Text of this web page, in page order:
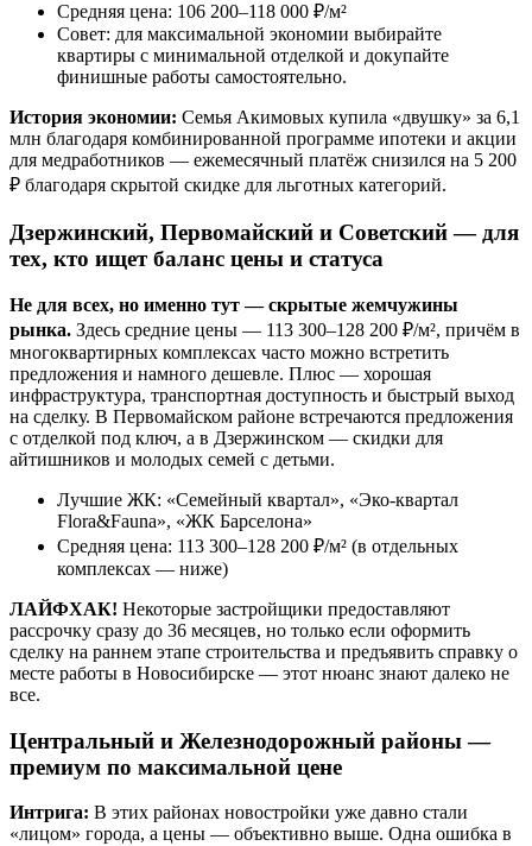
Средняя цена: 106 200–118 000 ₽/м²
Совет: для максимальной экономии выбирайте
квартиры с минимальной отделкой и докупайте
финишные работы самостоятельно.
История экономии: Семья Акимовых купила «двушку» за 6,1
млн благодаря комбинированной программе ипотеки и акции
для медработников — ежемесячный платёж снизился на 5 200
₽ благодаря скрытой скидке для льготных категорий.
Дзержинский, Первомайский и Советский — для
тех, кто ищет баланс цены и статуса
Не для всех, но именно тут — скрытые жемчужины
рынка. Здесь средние цены — 113 300–128 200 ₽/м², причём в
многоквартирных комплексах часто можно встретить
предложения и намного дешевле. Плюс — хорошая
инфраструктура, транспортная доступность и быстрый выход
на сделку. В Первомайском районе встречаются предложения
с отделкой под ключ, а в Дзержинском — скидки для
айтишников и молодых семей с детьми.
Лучшие ЖК: «Семейный квартал», «Эко-квартал
Flora&Fauna», «ЖК Барселона»
Средняя цена: 113 300–128 200 ₽/м² (в отдельных
комплексах — ниже)
ЛАЙФХАК! Некоторые застройщики предоставляют
рассрочку сразу до 36 месяцев, но только если оформить
сделку на раннем этапе строительства и предъявить справку о
месте работы в Новосибирске — этот нюанс знают далеко не
все.
Центральный и Железнодорожный районы —
премиум по максимальной цене
Интрига: В этих районах новостройки уже давно стали
«лицом» города, а цены — объективно выше. Одна ошибка в